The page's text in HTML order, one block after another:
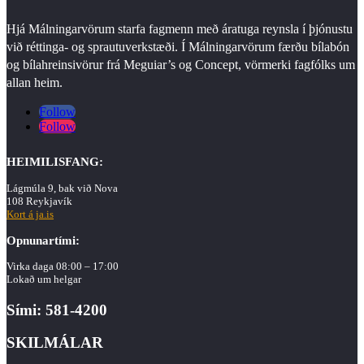
Hjá Málningarvörum starfa fagmenn með áratuga reynsla í þjónustu
við réttinga- og sprautuverkstæði. Í Málningarvörum færðu bílabón
og bílahreinsivörur frá Meguiar’s og Concept, vörmerki fagfólks um
allan heim.
Follow
Follow
HEIMILISFANG:
Lágmúla 9, bak við Nova
108 Reykjavík
Kort á ja.is
Opnunartími:
Virka daga 08:00 – 17:00
Lokað um helgar
Sími: 581-4200
SKILMÁLAR